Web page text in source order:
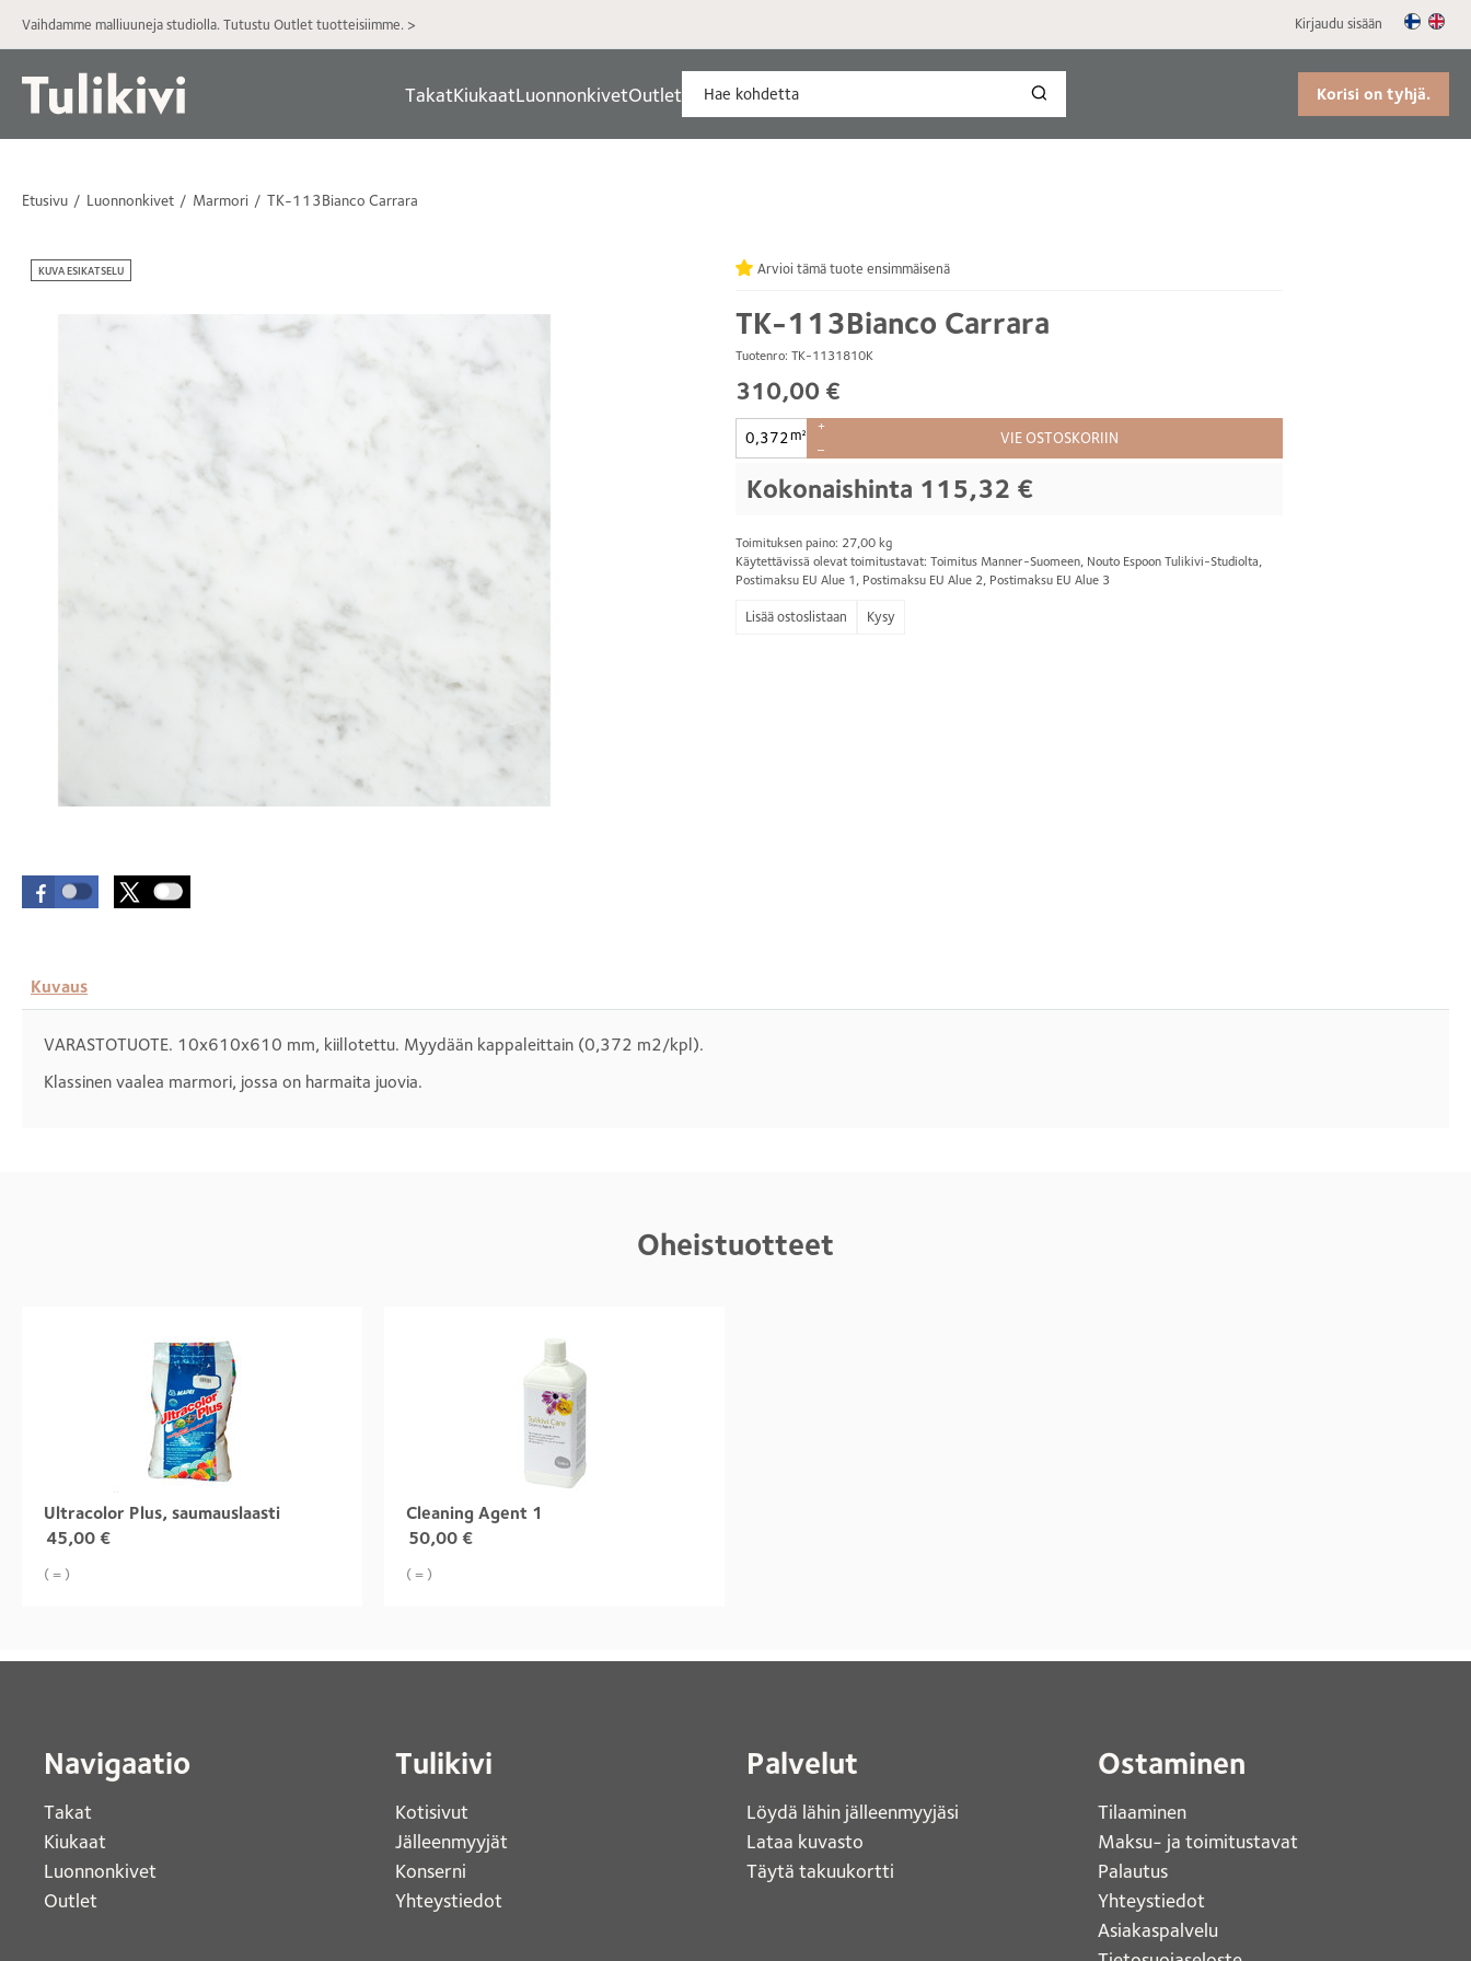
Vaihdamme malliuuneja studiolla. Tutustu Outlet tuotteisiimme. > Kirjaudu sisään
TakatKiukaatLuonnonkivetOutlet Korisi on tyhjä.
Etusivu Luonnonkivet Marmori TK-113Bianco Carrara
TK-113Bianco Carrara
Tuotenro: TK-1131810K
Arvioi tämä tuote ensimmäisenä
310,00 €
Kokonaishinta 115,32 €
Toimituksen paino: 27,00 kg
m²
+
–
VIE OSTOSKORIIN
Käytettävissä olevat toimitustavat: Toimitus Manner-Suomeen, Nouto Espoon Tulikivi-Studiolta,
Postimaksu EU Alue 1, Postimaksu EU Alue 2, Postimaksu EU Alue 3
Kysy
KUVA ESIKATSELU
Kuvaus
VARASTOTUOTE. 10x610x610 mm, kiillotettu. Myydään kappaleittain (0,372 m2/kpl).
Klassinen vaalea marmori, jossa on harmaita juovia.
Oheistuotteet
Ultracolor Plus, saumauslaasti
45,00 €
( = )
Cleaning Agent 1
50,00 €
( = )
Navigaatio
Takat
Kiukaat
Luonnonkivet
Outlet
Tulikivi
Kotisivut
Jälleenmyyjät
Konserni
Yhteystiedot
Palvelut
Löydä lähin jälleenmyyjäsi
Lataa kuvasto
Täytä takuukortti
Ostaminen
Tilaaminen
Maksu- ja toimitustavat
Palautus
Yhteystiedot
Asiakaspalvelu